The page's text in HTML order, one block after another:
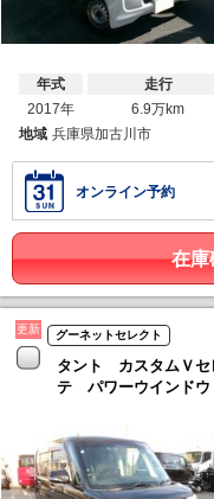
年式
2017年
走行
6.9万km
地域 兵庫県加古川市
オンライン予約
在庫
更新 グーネットセレクト
タント カスタムＶ
テ パワーウインド